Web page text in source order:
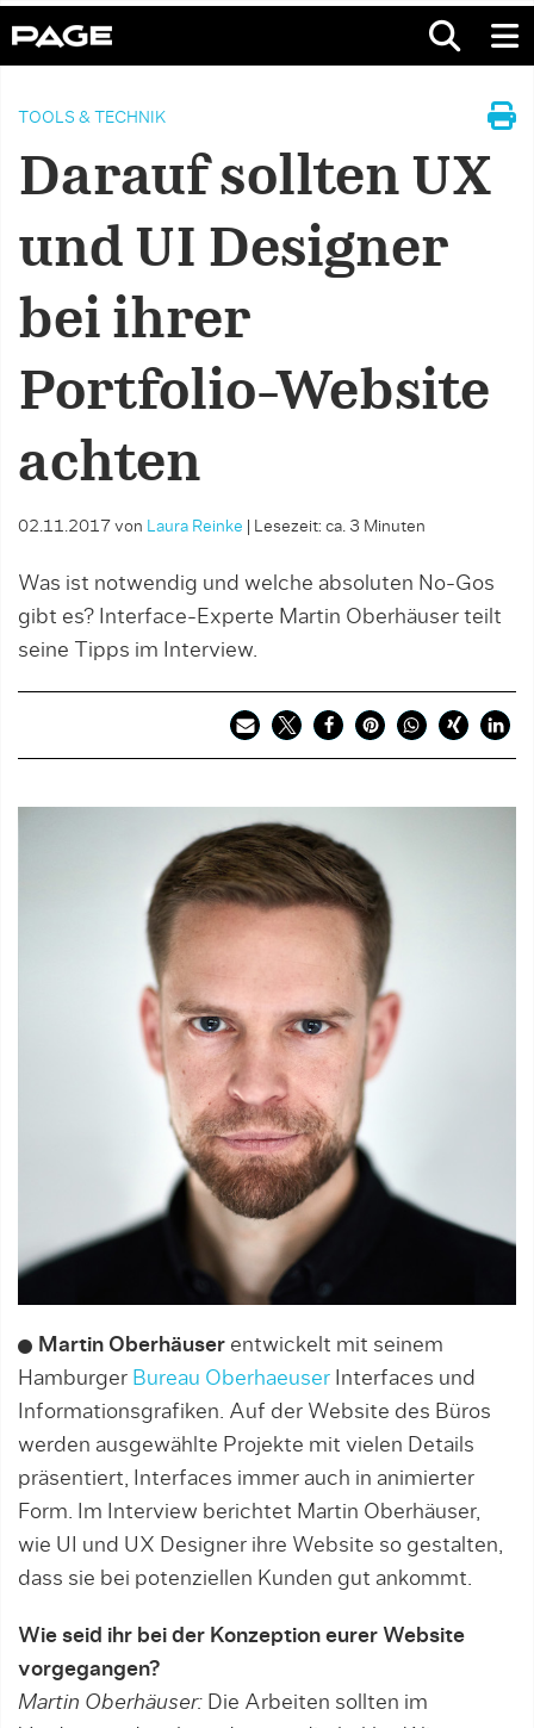
TOOLS & TECHNIK
Darauf sollten UX
und UI Designer
bei ihrer
Portfolio-Website
achten
02.11.2017 von Laura Reinke Lesezeit: ca. 3 Minuten
Was ist notwendig und welche absoluten No-Gos
gibt es? Interface-Experte Martin Oberhäuser teilt
seine Tipps im Interview.
Martin Oberhäuser entwickelt mit seinem
Hamburger Bureau Oberhaeuser Interfaces und
Informationsgrafiken. Auf der Website des Büros
werden ausgewählte Projekte mit vielen Details
präsentiert, Interfaces immer auch in animierter
Form. Im Interview berichtet Martin Oberhäuser,
wie UI und UX Designer ihre Website so gestalten,
dass sie bei potenziellen Kunden gut ankommt.
Wie seid ihr bei der Konzeption eurer Website
vorgegangen?
Martin Oberhäuser: Die Arbeiten sollten im